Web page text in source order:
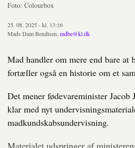
Foto: Colourbox
25. 08. 2025 - kl. 13:16
Mads Dam Bendtsen, mdbe@kl.dk
Mad handler om mere end bare
fortæller også en historie om et
Det mener fødevareminister Jacob
klar med nyt
madkundskabsundervisning.
Materialet udspringer af